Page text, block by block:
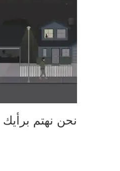
نحن نهتم برأيك